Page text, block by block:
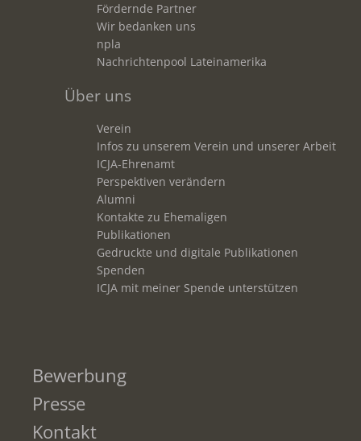
Fördernde Partner
Wir bedanken uns
npla
Nachrichtenpool Lateinamerika
Über uns
Verein
Infos zu unserem Verein und unserer Arbeit
ICJA-Ehrenamt
Perspektiven verändern
Alumni
Kontakte zu Ehemaligen
Publikationen
Gedruckte und digitale Publikationen
Spenden
ICJA mit meiner Spende unterstützen
Bewerbung
Presse
Kontakt